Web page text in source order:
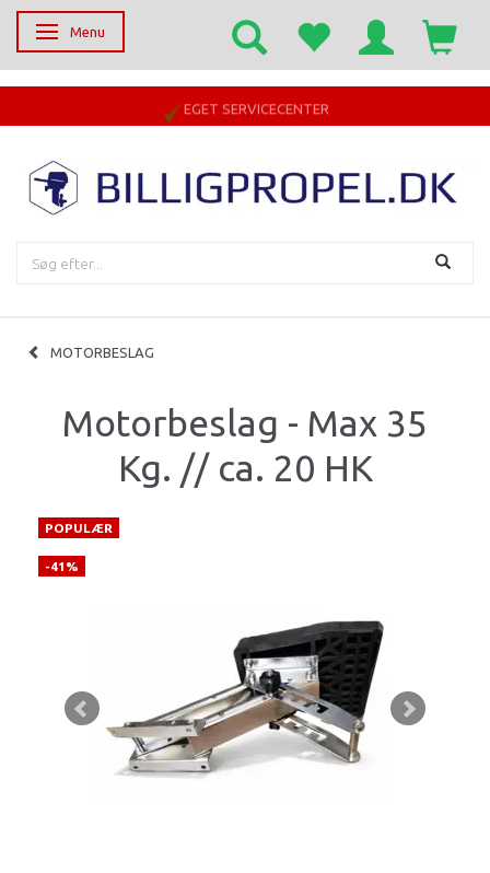
Skifte navigation
Menu
EGET SERVICECENTER
MOTORBESLAG
Motorbeslag - Max 35
Kg. // ca. 20 HK
POPULÆR
-41%